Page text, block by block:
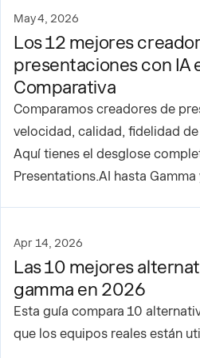
May 4, 2026
Los 12 mejores
presentaciones con IA
Comparativa
Comparamos creadores de
velocidad, calidad, fidelidad
Aquí tienes el desglose
Presentations.AI hasta Gamma
Apr 14, 2026
Las 10 mejores
gamma en 2026
Esta guía compara 10
que los equipos reales están